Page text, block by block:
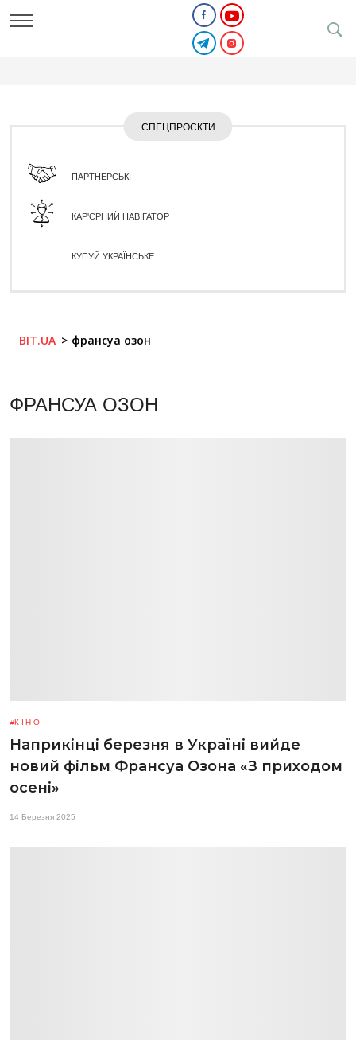
СПЕЦПРОЄКТИ
ПАРТНЕРСЬКІ
КАР'ЄРНИЙ НАВІГАТОР
КУПУЙ УКРАЇНСЬКЕ
BIT.UA франсуа озон
ФРАНСУА ОЗОН
КІНО
Наприкінці березня в Україні вийде
новий фільм Франсуа Озона «З приходом
осені»
14 Березня 2025